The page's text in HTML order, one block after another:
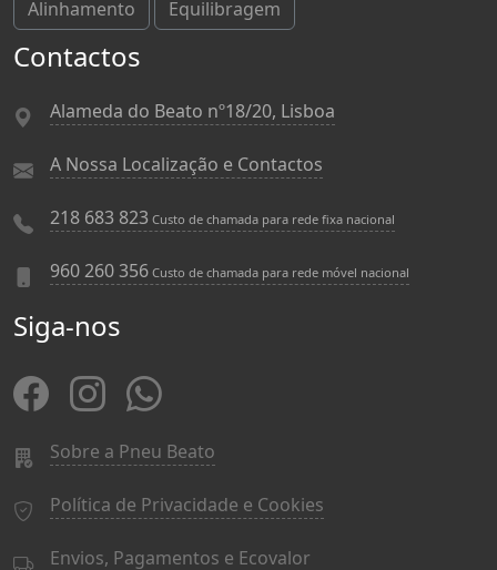
Alinhamento Equilibragem
Contactos
Alameda do Beato nº18/20, Lisboa
A Nossa Localização e Contactos
218 683 823 Custo de chamada para rede fixa nacional
960 260 356 Custo de chamada para rede móvel nacional
Siga-nos
Sobre a Pneu Beato
Política de Privacidade e Cookies
Envios, Pagamentos e Ecovalor